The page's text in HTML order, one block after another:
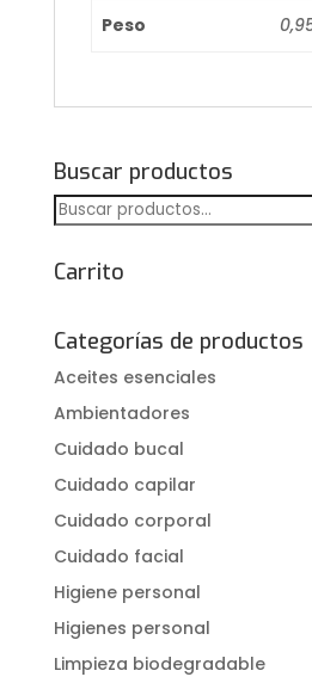
Peso
Buscar productos
Buscar
Carrito
Categorías de productos
Aceites esenciales
Ambientadores
Cuidado bucal
Cuidado capilar
Cuidado corporal
Cuidado facial
Higiene personal
Higienes personal
Limpieza biodegradable